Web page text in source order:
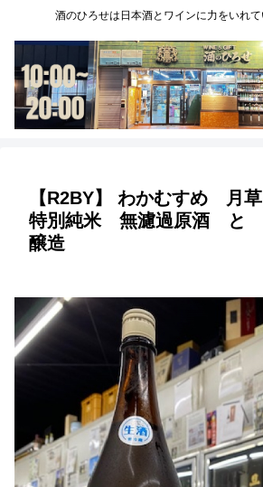
酒のひろせは日本酒とワインに力をいれ
【R2BY】 わかむすめ 月
特別純米 無濾過原酒 と
醸造